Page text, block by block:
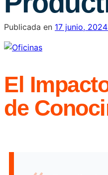
Publicada en 17 junio, 2024
El
de